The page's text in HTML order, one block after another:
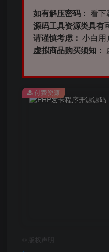
如有解压密码： 看下
源码工具资源类具有
请谨慎考虑： 小白用
虚拟商品购买须知：
付费资源
版权声明